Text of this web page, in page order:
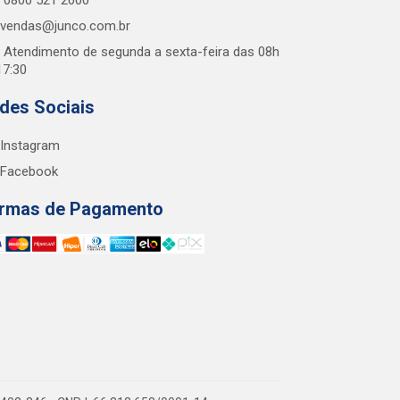
vendas@junco.com.br
Atendimento de segunda a sexta-feira das 08h
Sociais
Instagram
Facebook
de Pagamento